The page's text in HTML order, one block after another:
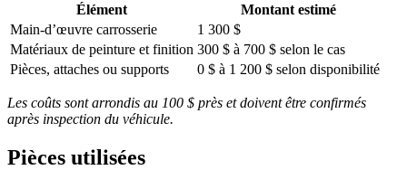
Élément
Montant estimé
Main-d’œuvre carrosserie
1 300 $
Matériaux de peinture et finition 300 $ à 700 $ selon le cas
Pièces, attaches ou supports
0 $ à 1 200 $ selon disponibilité
Les coûts sont arrondis au 100 $ près et doivent être confirmés
après inspection du véhicule.
Pièces utilisées